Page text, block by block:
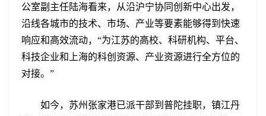
公室副主任陆海看来，从沿沪宁协同创新中心出发，
沿线各城市的技术、市场、产业等要素能够得到快速
响应和高效流动，“为江苏的高校、科研机构、平台、
科技企业和上海的科创资源、产业资源进行全方位的
对接。”
如今，苏州张家港已派干部到普陀挂职，镇江丹